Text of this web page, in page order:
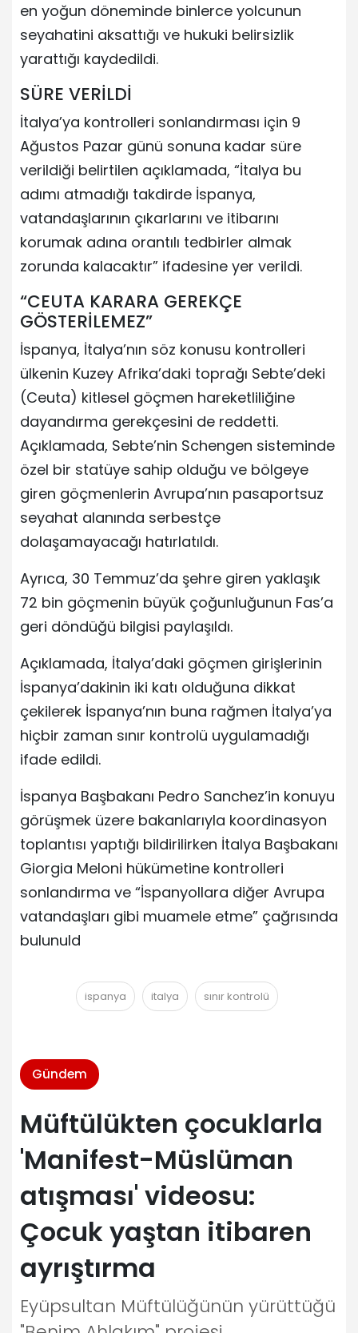
en yoğun döneminde binlerce yolcunun
seyahatini aksattığı ve hukuki belirsizlik
yarattığı kaydedildi.
SÜRE VERİLDİ
İtalya’ya kontrolleri sonlandırması için 9
Ağustos Pazar günü sonuna kadar süre
verildiği belirtilen açıklamada, “İtalya bu
adımı atmadığı takdirde İspanya,
vatandaşlarının çıkarlarını ve itibarını
korumak adına orantılı tedbirler almak
zorunda kalacaktır” ifadesine yer verildi.
“CEUTA KARARA GEREKÇE
GÖSTERİLEMEZ”
İspanya, İtalya’nın söz konusu kontrolleri
ülkenin Kuzey Afrika’daki toprağı Sebte’deki
(Ceuta) kitlesel göçmen hareketliliğine
dayandırma gerekçesini de reddetti.
Açıklamada, Sebte’nin Schengen sisteminde
özel bir statüye sahip olduğu ve bölgeye
giren göçmenlerin Avrupa’nın pasaportsuz
seyahat alanında serbestçe
dolaşamayacağı hatırlatıldı.
Ayrıca, 30 Temmuz’da şehre giren yaklaşık
72 bin göçmenin büyük çoğunluğunun Fas’a
geri döndüğü bilgisi paylaşıldı.
Açıklamada, İtalya’daki göçmen girişlerinin
İspanya’dakinin iki katı olduğuna dikkat
çekilerek İspanya’nın buna rağmen İtalya’ya
hiçbir zaman sınır kontrolü uygulamadığı
ifade edildi.
İspanya Başbakanı Pedro Sanchez’in konuyu
görüşmek üzere bakanlarıyla koordinasyon
toplantısı yaptığı bildirilirken İtalya Başbakanı
Giorgia Meloni hükümetine kontrolleri
sonlandırma ve “İspanyollara diğer Avrupa
vatandaşları gibi muamele etme” çağrısında
bulunuld
ispanya italya sınır kontrolü
Gündem
Müftülükten çocuklarla
'Manifest-Müslüman
atışması' videosu:
Çocuk yaştan itibaren
ayrıştırma
Eyüpsultan Müftülüğünün yürüttüğü